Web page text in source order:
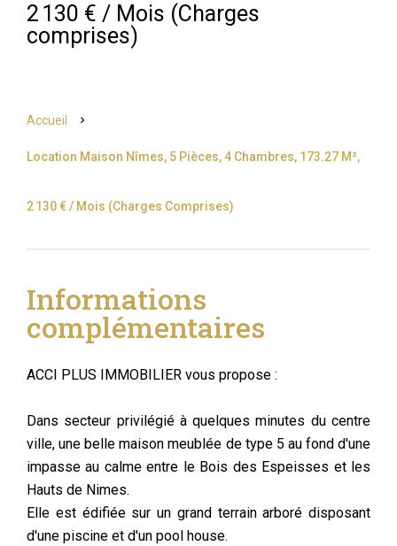
2 130 € / Mois (Charges
comprises)
Accueil
Location Maison Nîmes, 5 Pièces, 4 Chambres, 173.27 M²,
2 130 € / Mois (Charges Comprises)
Informations
complémentaires
ACCI PLUS IMMOBILIER vous propose :
Dans secteur privilégié à quelques minutes du centre
ville, une belle maison meublée de type 5 au fond d'une
impasse au calme entre le Bois des Espeisses et les
Hauts de Nimes.
Elle est édifiée sur un grand terrain arboré disposant
d'une piscine et d'un pool house.